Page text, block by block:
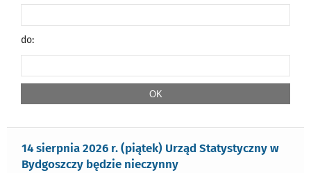
do:
14 sierpnia 2026 r. (piątek) Urząd Statystyczny w
Bydgoszczy będzie nieczynny